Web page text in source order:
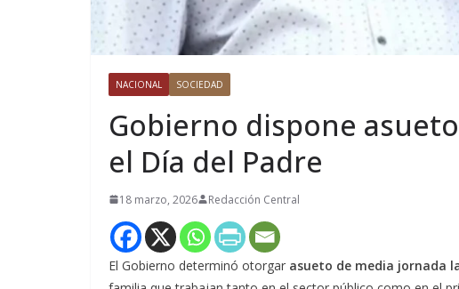
NACIONAL SOCIEDAD
Gobierno dispone
el Día del Padre
18 marzo, 2026 Redacción Central
El Gobierno determinó otorgar asueto de media jornada